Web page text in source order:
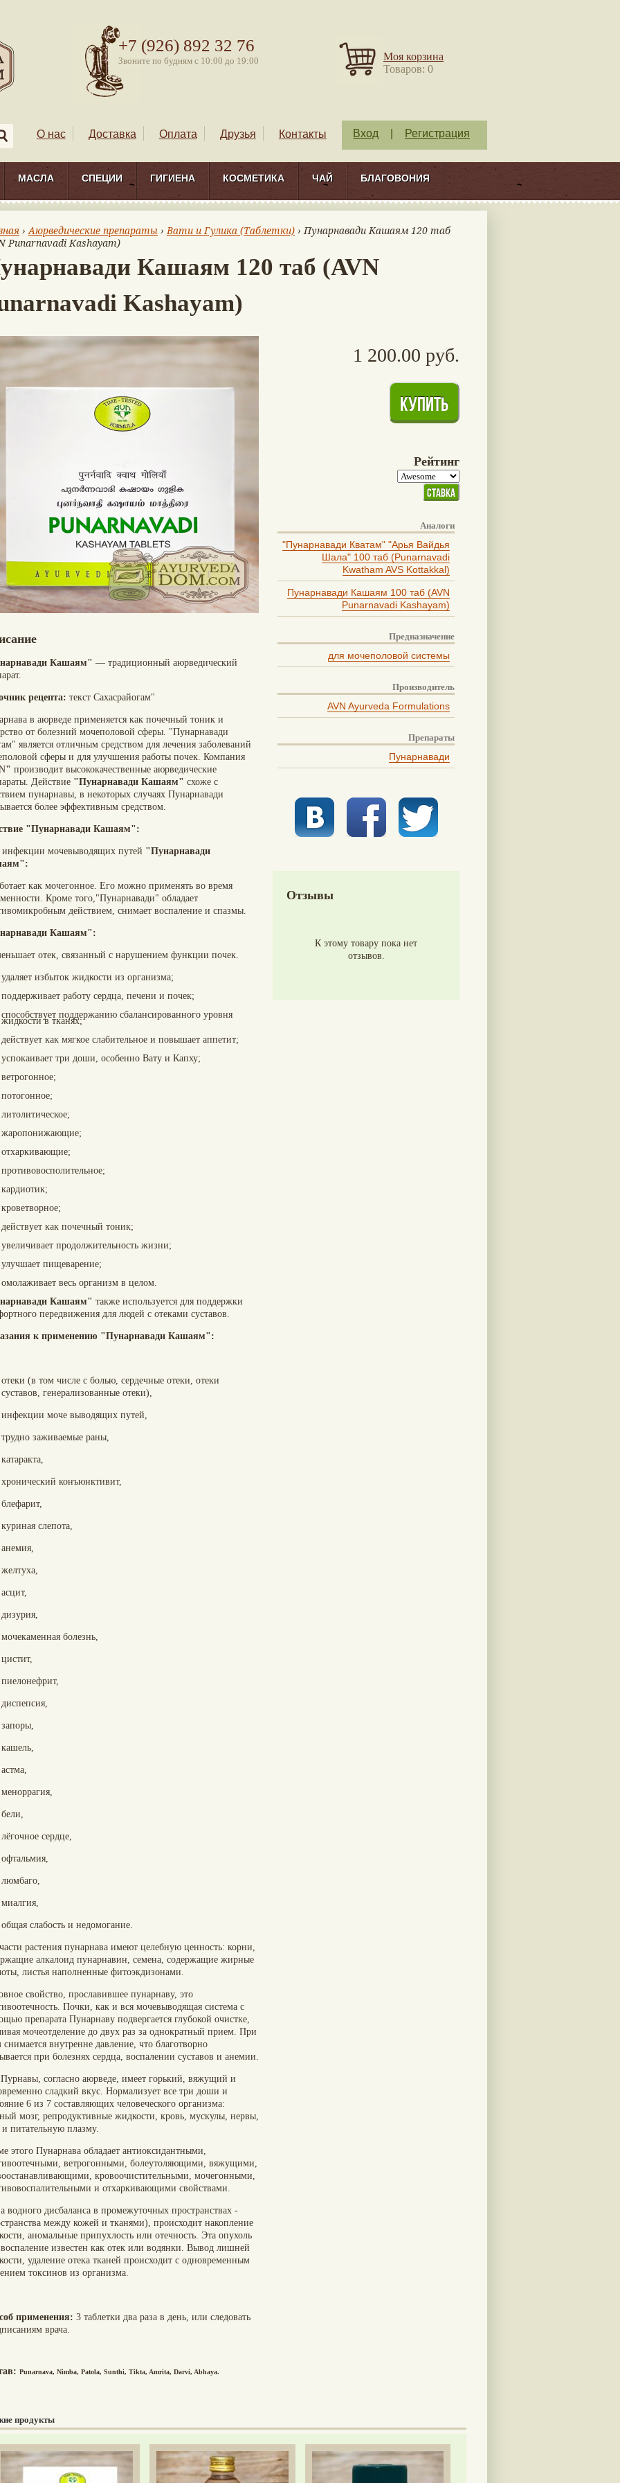
+7 (926) 892 32 76
Звоните по будням с 10:00 до 19:00
Моя корзина
Товаров: 0
О нас Доставка Оплата Друзья Контакты Вход Регистрация
МАСЛА СПЕЦИИ ГИГИЕНА КОСМЕТИКА ЧАЙ БЛАГОВОНИЯ
›Аюрведические препараты ›Вати и Гулика (Таблетки) › Пунарнавади Кашаям 120 таб
Punarnavadi Kashayam)
Кашаям 120 таб (AVN
Kashayam)
Кашаям" — традиционный аюрведический
рецепта: текст Сахасрайогам"
в аюрведе применяется как почечный тоник и
от болезний мочеполовой сферы. "Пунарнавади
является отличным средством для лечения заболеваний
сферы и для улучшения работы почек. Компания
" производит высококачественные аюрведические
Действие "Пунарнавади Кашаям" схоже с
пунарнавы, в некоторых случаях Пунарнавади
более эффективным средством.
"Пунарнавади Кашаям":
мочевыводящих путей "Пунарнавади
как мочегонное. Его можно применять во время
Кроме того,"Пунарнавади" обладает
действием, снимает воспаление и спазмы.
Кашаям":
отек, связанный с нарушением функции почек.
удаляет избыток жидкости из организма;
поддерживает работу сердца, печени и почек;
способствует поддержанию сбалансированного уровня
жидкости в тканях;
действует как мягкое слабительное и повышает аппетит;
успокаивает три доши, особенно Вату и Капху;
ветрогонное;
потогонное;
литолитическое;
жаропонижающие;
отхаркивающие;
противовосполительное;
кардиотик;
кроветворное;
действует как почечный тоник;
увеличивает продолжительность жизни;
улучшает пищеварение;
омолаживает весь организм в целом.
Кашаям" также используется для поддержки
передвижения для людей с отеками суставов.
к применению "Пунарнавади Кашаям":
отеки (в том числе с болью, сердечные отеки, отеки
суставов, генерализованные отеки),
инфекции моче выводящих путей,
трудно заживаемые раны,
катаракта,
хронический конъюнктивит,
блефарит,
куриная слепота,
анемия,
желтуха,
асцит,
дизурия,
мочекаменная болезнь,
цистит,
пиелонефрит,
диспепсия,
запоры,
кашель,
астма,
меноррагия,
бели,
лёгочное сердце,
офтальмия,
люмбаго,
миалгия,
общая слабость и недомогание.
растения пунарнава имеют целебную ценность: корни,
алкалоид пунарнавин, семена, содержащие жирные
листья наполненные фитоэкдизонами.
свойство, прославившее пунарнаву, это
Почки, как и вся мочевыводящая система с
препарата Пунарнаву подвергается глубокой очистке,
мочеотделение до двух раз за однократный прием. При
снимается внутренне давление, что благотворно
при болезнях сердца, воспалении суставов и анемии.
согласно аюрведе, имеет горький, вяжущий и
сладкий вкус. Нормализует все три доши и
6 из 7 составляющих человеческого организма:
мозг, репродуктивные жидкости, кровь, мускулы, нервы,
питательную плазму.
этого Пунарнава обладает антиоксидантными,
ветрогонными, болеутоляющими, вяжущими,
кровоочистительными, мочегонными,
и отхаркивающими свойствами.
водного дисбаланса в промежуточных пространствах -
между кожей и тканями), происходит накопление
аномальные припухлость или отечность. Эта опухоль
известен как отек или водянки. Вывод лишней
удаление отека тканей происходит с одновременным
токсинов из организма.
применения: 3 таблетки два раза в день, или следовать
врача.
Punarnava, Nimba, Patola, Sunthi, Tikta, Amrita, Darvi, Abhaya.
1 200.00 руб.
Рейтинг
Аналоги
"Пунарнавади Кватам" "Арья Вайдья
Шала" 100 таб (Punarnavadi
Kwatham AVS Kottakkal)
Пунарнавади Кашаям 100 таб (AVN
Punarnavadi Kashayam)
Предназначение
для мочеполовой системы
Производитель
AVN Ayurveda Formulations
Препараты
Пунарнавади
Отзывы
К этому товару пока нет
отзывов.
продукты